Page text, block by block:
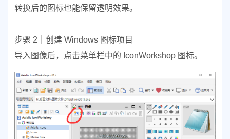
转换后的图标也能保留透明效果。
步骤 2｜创建 Windows 图标项目
导入图像后，点击菜单栏中的 IconWorkshop 图标。